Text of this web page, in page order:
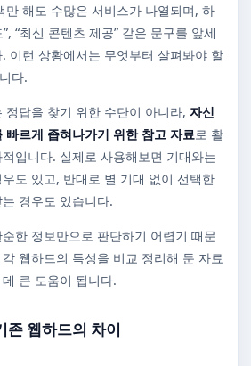
만 해도 수많은 서비스가 나열되며, 하
“최신 콘텐츠 제공” 같은 문구를 앞세
이런 상황에서는 무엇부터 살펴봐야 할
다.
정답을 찾기 위한 수단이 아니라, 자신
빠르게 좁혀나가기 위한 참고 자료로 활
입니다. 실제로 사용해보면 기대와는
도 있고, 반대로 별 기대 없이 선택한
경우도 있습니다.
한 정보만으로 판단하기 어렵기 때문
웹하드의 특성을 비교 정리해 둔 자료
큰 도움이 됩니다.
존 웹하드의 차이